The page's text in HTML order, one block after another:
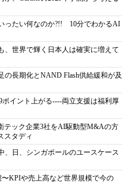
ったい何なのか?!! 10分でわかるAI
世界で輝く日本人は確実に増えて
長期化とNAND Flash供給緩和が及
ポイント上がる----両立支援は福利厚
テック企業3社をAI駆動型M&Aの方
スタディ
、日、シンガポールのユースケース
KPIや売上高など世界規模で今の